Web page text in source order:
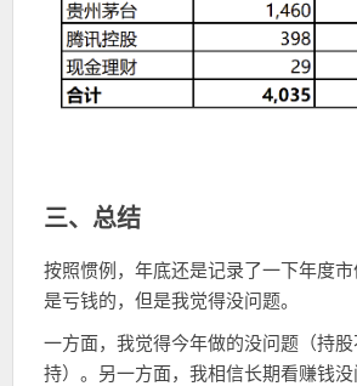
三、总结
按照惯例，年底还是记录了一下年度
是亏钱的，但是我觉得没问题。
一方面，我觉得今年做的没问题（持
持）。另一方面，我相信长期看赚钱没